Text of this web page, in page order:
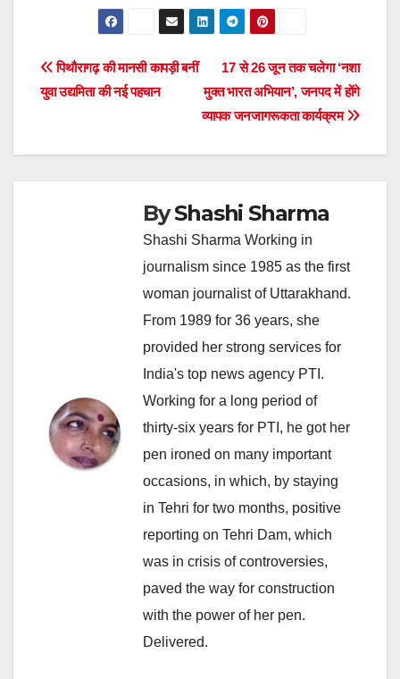
Post
navigation
17 से 26 जून तक चलेगा ‘नशा
मुक्त भारत अभियान’, जनपद में होंगे
व्यापक जनजागरूकता कार्यक्रम
पिथौरागढ़ की मानसी कापड़ी बनीं
युवा उद्यमिता की नई पहचान
ByShashi Sharma
Shashi Sharma Working in
journalism since 1985 as the first
woman journalist of Uttarakhand.
From 1989 for 36 years, she
provided her strong services for
India's top news agency PTI.
Working for a long period of
thirty-six years for PTI, he got her
pen ironed on many important
occasions, in which, by staying
in Tehri for two months, positive
reporting on Tehri Dam, which
was in crisis of controversies,
paved the way for construction
with the power of her pen.
Delivered.